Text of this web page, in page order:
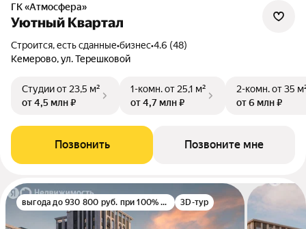
ГК «Атмосфера»
Уютный Квартал
Строится, есть сданные•бизнес•4.6 (48)
Кемерово, ул. Терешковой
Студииот 23,5 м²
от 4,5 млн ₽
1-комн.от 25,1 м²
от 4,7 млн ₽
2-комн.от 35
от 6 млн ₽
Позвонить Позвоните мне
выгода до 930 800 руб. при 100% оплате 3D-тур